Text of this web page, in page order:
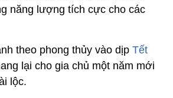
năng lượng tích cực cho các
theo phong thủy vào dịp Tết
lại cho gia chủ một năm mới
lộc.